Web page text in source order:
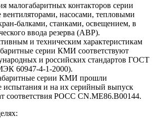
малогабаритных контакторов серии
насосами, тепловыми
балками, станками, освещением, в
ввода резерва (АВР).
и техническим характеристикам
серии КМИ соответствуют
и российских стандартов ГОСТ
60947-4-1-2000).
серии КМИ прошли
испытания и на их серийный выпуск
соответствия РОСС CN.ME86.B00144.